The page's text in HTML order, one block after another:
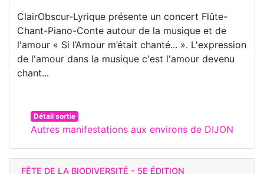
ClairObscur-Lyrique présente un concert Flûte-
Chant-Piano-Conte autour de la musique et de
l'amour « Si l’Amour m’était chanté... ». L'expression
de l'amour dans la musique c'est l'amour devenu
chant...
Détail sortie
Autres manifestations aux environs de DIJON
FÊTE DE LA BIODIVERSITÉ - 5E ÉDITION